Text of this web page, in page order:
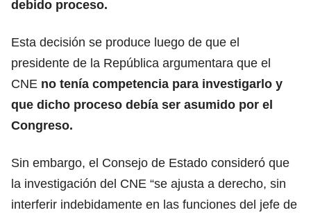
debido proceso.
Esta decisión se produce luego de que el
presidente de la República argumentara que el
CNE no tenía competencia para investigarlo y
que dicho proceso debía ser asumido por el
Congreso.
Sin embargo, el Consejo de Estado consideró que
la investigación del CNE “se ajusta a derecho, sin
interferir indebidamente en las funciones del jefe de